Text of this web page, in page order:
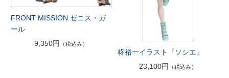
FRONT MISSION ゼニス・ガ
ール
9,350円
（税込み）
柊裕一イラスト『ソシエ』
23,100円
（税込み）